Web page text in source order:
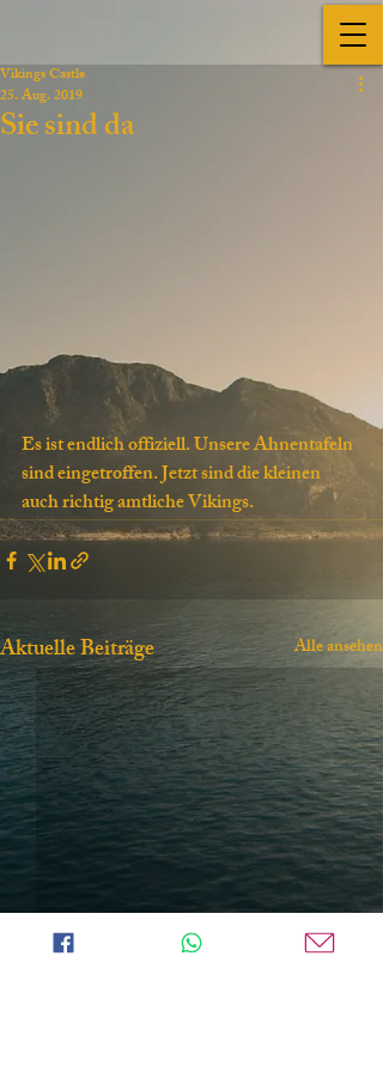
Sie sind da
Vikings Castle
25. Aug. 2019
Es ist endlich offiziell. Unsere Ahnentafeln
sind eingetroffen. Jetzt sind die kleinen
auch richtig amtliche Vikings.
Aktuelle Beiträge Alle ansehen